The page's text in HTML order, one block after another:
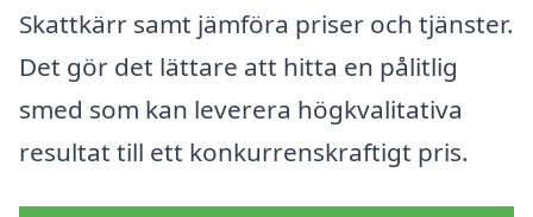
Skattkärr samt jämföra priser och tjänster.
Det gör det lättare att hitta en pålitlig
smed som kan leverera högkvalitativa
resultat till ett konkurrenskraftigt pris.